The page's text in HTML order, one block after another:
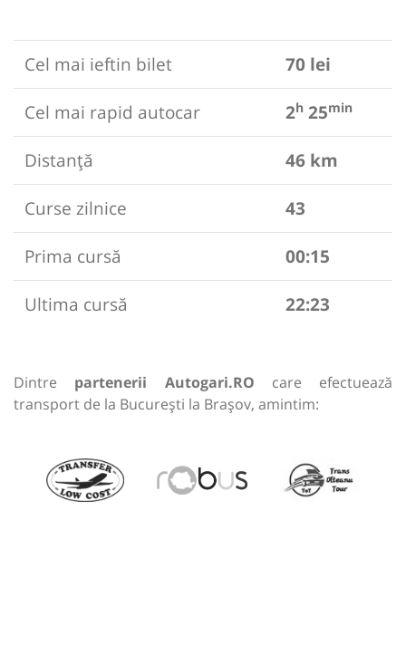
Cel mai ieftin bilet
70 lei
Cel mai rapid autocar
2h 25min
Distanță
46 km
Curse zilnice
43
Prima cursă
00:15
Ultima cursă
22:23
Dintre partenerii Autogari.RO care efectuează
transport de la București la Brașov, amintim: